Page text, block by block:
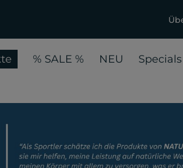
% SALE % NEU Specials